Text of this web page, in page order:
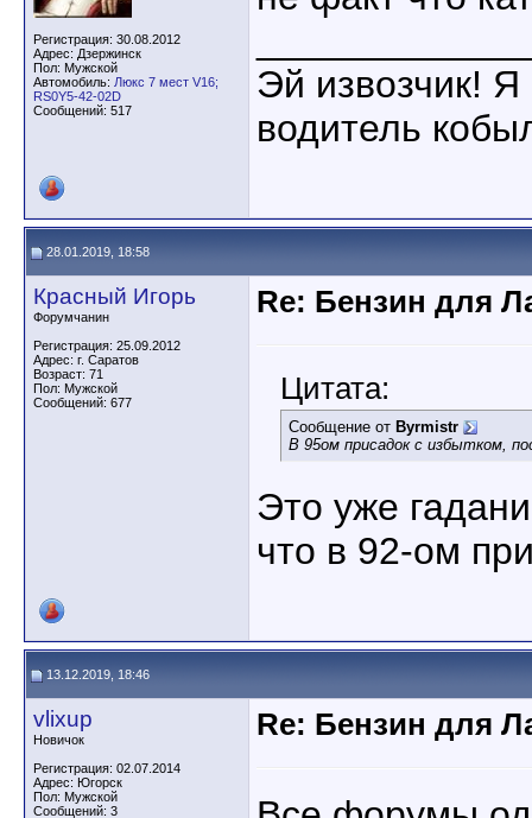
Регистрация: 30.08.2012
Адрес: Дзержинск
Пол: Мужской
Автомобиль: Люкс 7 мест V16;
RS0Y5-42-02D
Сообщений: 517
Эй извозчик! Я
водитель
28.01.2019, 18:58
Красный Игорь
Форумчанин
Регистрация: 25.09.2012
Адрес: г. Саратов
Возраст: 71
Пол: Мужской
Сообщений: 677
Re: Бензин для
Цитата:
Сообщение от Byrmistr
В 95ом присадок с избытком,
Это уже
что в 92-ом
13.12.2019, 18:46
vlixup
Новичок
Регистрация: 02.07.2014
Адрес: Югорск
Пол: Мужской
Сообщений: 3
Re: Бензин для